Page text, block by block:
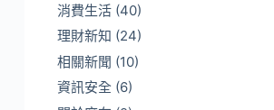
消費生活(40)
理財新知 (24)
相關新聞 (10)
資訊安全(6)